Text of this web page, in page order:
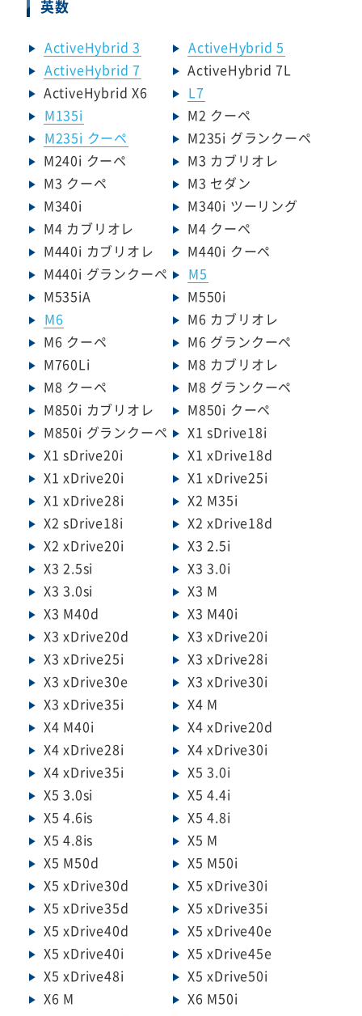
英数
ActiveHybrid 3
ActiveHybrid 5
ActiveHybrid 7
ActiveHybrid 7L
ActiveHybrid X6
L7
M135i
M2 クーペ
M235i クーペ
M235i グランクーペ
M240i クーペ
M3 カブリオレ
M3 クーペ
M3 セダン
M340i
M340i ツーリング
M4 カブリオレ
M4 クーペ
M440i カブリオレ
M440i クーペ
M440i グランクーペ
M5
M535iA
M550i
M6
M6 カブリオレ
M6 クーペ
M6 グランクーペ
M760Li
M8 カブリオレ
M8 クーペ
M8 グランクーペ
M850i カブリオレ
M850i クーペ
M850i グランクーペ
X1 sDrive18i
X1 sDrive20i
X1 xDrive18d
X1 xDrive20i
X1 xDrive25i
X1 xDrive28i
X2 M35i
X2 sDrive18i
X2 xDrive18d
X2 xDrive20i
X3 2.5i
X3 2.5si
X3 3.0i
X3 3.0si
X3 M
X3 M40d
X3 M40i
X3 xDrive20d
X3 xDrive20i
X3 xDrive25i
X3 xDrive28i
X3 xDrive30e
X3 xDrive30i
X3 xDrive35i
X4 M
X4 M40i
X4 xDrive20d
X4 xDrive28i
X4 xDrive30i
X4 xDrive35i
X5 3.0i
X5 3.0si
X5 4.4i
X5 4.6is
X5 4.8i
X5 4.8is
X5 M
X5 M50d
X5 M50i
X5 xDrive30d
X5 xDrive30i
X5 xDrive35d
X5 xDrive35i
X5 xDrive40d
X5 xDrive40e
X5 xDrive40i
X5 xDrive45e
X5 xDrive48i
X5 xDrive50i
X6 M
X6 M50i